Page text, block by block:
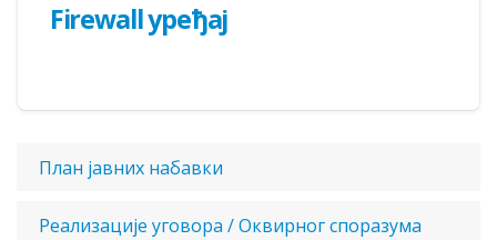
Firewall уређај
План јавних набавки
Реализације уговора / Оквирног споразума